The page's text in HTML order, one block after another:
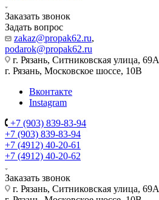
Заказать звонок
Задать вопрос
zakaz@propak62.ru,
podarok@propak62.ru
г. Рязань, Ситниковская улица, 69А
г. Рязань, Московское шоссе, 10В
Вконтакте
Instagram
+7 (903) 839-83-94
+7 (903) 839-83-94
+7 (4912) 40-20-61
+7 (4912) 40-20-62
Заказать звонок
г. Рязань, Ситниковская улица, 69А